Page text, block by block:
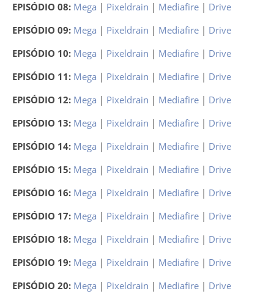
EPISÓDIO 08: Mega | Pixeldrain | Mediafire | Drive
EPISÓDIO 09: Mega | Pixeldrain | Mediafire | Drive
EPISÓDIO 10: Mega | Pixeldrain | Mediafire | Drive
EPISÓDIO 11: Mega | Pixeldrain | Mediafire | Drive
EPISÓDIO 12: Mega | Pixeldrain | Mediafire | Drive
EPISÓDIO 13: Mega | Pixeldrain | Mediafire | Drive
EPISÓDIO 14: Mega | Pixeldrain | Mediafire | Drive
EPISÓDIO 15: Mega | Pixeldrain | Mediafire | Drive
EPISÓDIO 16: Mega | Pixeldrain | Mediafire | Drive
EPISÓDIO 17: Mega | Pixeldrain | Mediafire | Drive
EPISÓDIO 18: Mega | Pixeldrain | Mediafire | Drive
EPISÓDIO 19: Mega | Pixeldrain | Mediafire | Drive
EPISÓDIO 20: Mega | Pixeldrain | Mediafire | Drive